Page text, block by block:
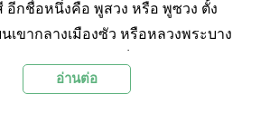
อีกชื่อหนึ่งคือ พูสวง หรือ พูซวง ตั้ง
เขากลางเมืองซัว หรือหลวงพระบาง
และเห็นสายน้ำโขงยาวไปจนสุด
อ่านต่อ